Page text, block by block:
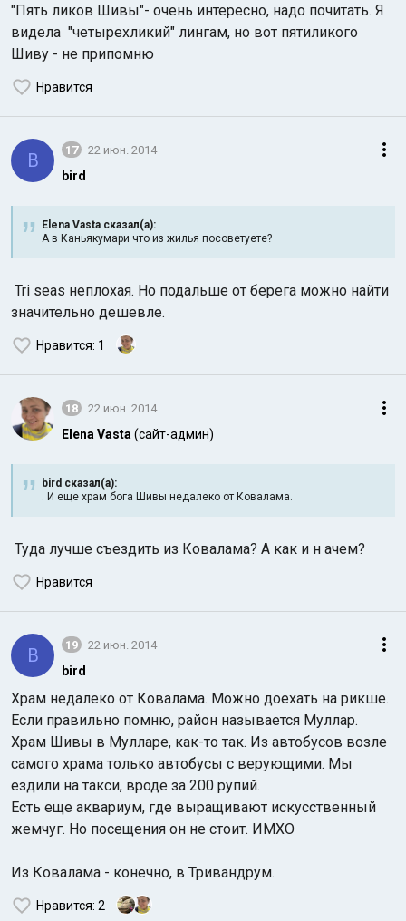
"Пять ликов Шивы"- очень интересно, надо почитать. Я
видела "четырехликий" лингам, но вот пятиликого
Шиву - не припомню
Нравится
B 17 22 июн. 2014
bird
Elena Vasta сказал(а):
А в Каньякумари что из жилья посоветуете?
Tri seas неплохая. Но подальше от берега можно найти
значительно дешевле.
Нравится: 1
18 22 июн. 2014
Elena Vasta (сайт-админ)
bird сказал(а):
. И еще храм бога Шивы недалеко от Ковалама.
Туда лучше съездить из Ковалама? А как и н ачем?
Нравится
B 19 22 июн. 2014
bird
Храм недалеко от Ковалама. Можно доехать на рикше.
Если правильно помню, район называется Муллар.
Храм Шивы в Мулларе, как-то так. Из автобусов возле
самого храма только автобусы с верующими. Мы
ездили на такси, вроде за 200 рупий.
Есть еще аквариум, где выращивают искусственный
жемчуг. Но посещения он не стоит. ИМХО
Из Ковалама - конечно, в Тривандрум.
Нравится: 2